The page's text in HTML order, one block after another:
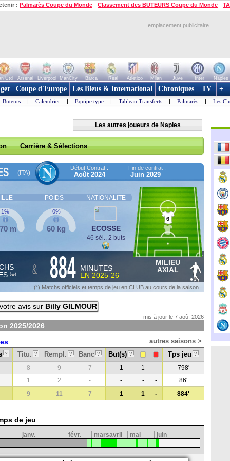
: Palmarès Coupe du Monde - Classement des BUTEURS Coupe du Monde -
emplacement publicitaire
Utd Arsenal Liverpool ManCity Barca Real Atletico Milan Juve Inter Naples
Coupe d'Europe Les Bleus & International Chroniques TV +
Buteurs | Calendrier | Equipe type | Tableau Transferts | Palmarès | Les
Les autres joueurs de Naples
Carrière & Sélections
(ITA)
Début Contrat :
Août 2024
Fin de contrat :
Juin 2029
POIDS NATIONALITE
m
1%
60 kg
0%
ECOSSE
46 sél., 2 buts
6
(*) & 884 MINUTES
EN 2025-26
MILIEU
AXIAL
(*) Matchs officiels et temps de jeu en CLUB au cours de la saison
avis sur Billy GILMOUR
mis à jour le 7 aoû. 2026
2025/2026
autres saisons >
? Titu. ? Rempl. ? Banc ? But(s) ? Tps jeu ?
8 9 7 1 1 -
798'
1 2 - - - -
86'
9 11 7 1 1 - 884'
de jeu
janv. févr. marsavril mai juin